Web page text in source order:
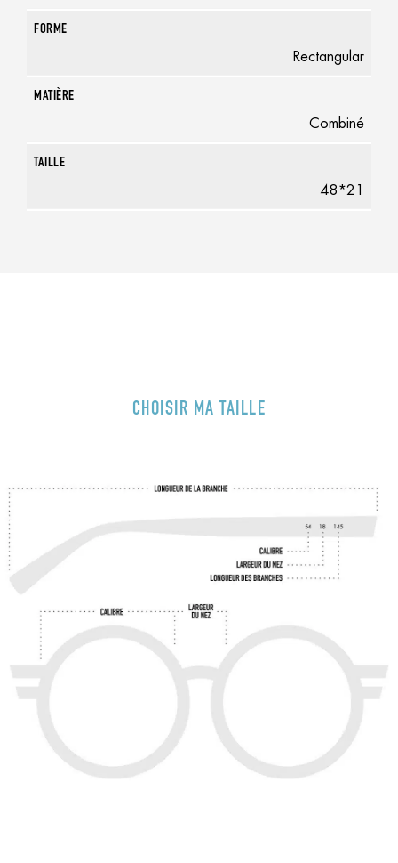
FORME
Rectangular
MATIÈRE
Combiné
TAILLE
48*21
CHOISIR MA TAILLE